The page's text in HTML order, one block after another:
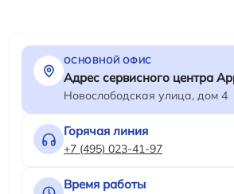
ОСНОВНОЙ ОФИС
Адрес сервисного центра
Новослободская улица, дом 4
Горячая линия
+7 (495) 023-41-97
Время работы